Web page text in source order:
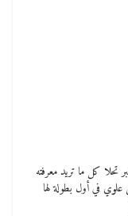
تحلا كل ما تريد معرفته
علوي في أول بطولة لها